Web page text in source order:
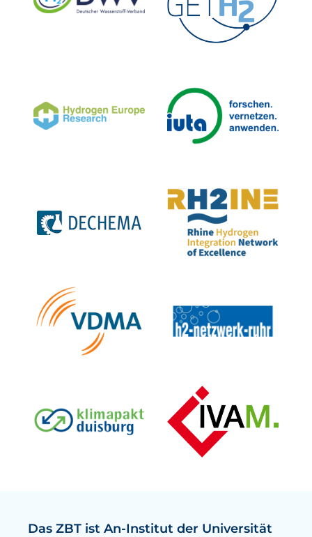
Das ZBT ist An-Institut der Universität